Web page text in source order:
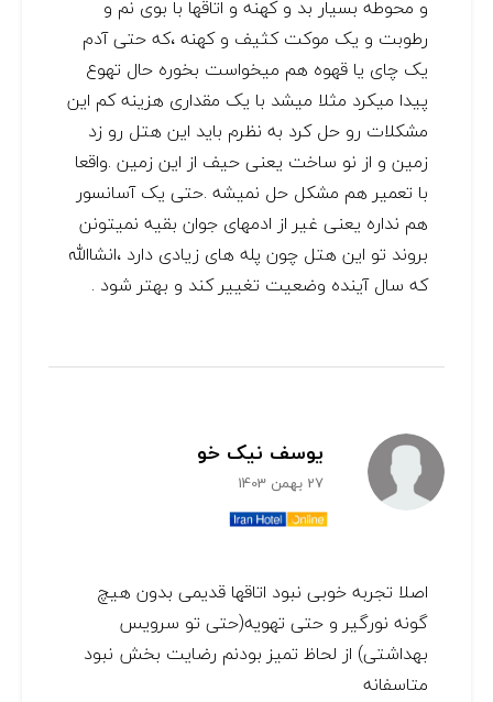
و محوطه بسیار بد و کهنه و اتاقها با بوی نم و
رطوبت و یک موکت کثیف و کهنه ،که حتی آدم
یک چای یا قهوه هم میخواست بخوره حال تهوع
پیدا میکرد مثلا میشد با یک مقداری هزینه کم این
مشکلات رو حل کرد به نظرم باید این هتل رو زد
زمین و از نو ساخت یعنی حیف از این زمین .واقعا
با تعمیر هم مشکل حل نمیشه .حتی یک آسانسور
هم نداره یعنی غیر از ادمهای جوان بقیه نمیتونن
بروند تو این هتل چون پله های زیادی دارد ،انشاالله
که سال آینده وضعیت تغییر کند و بهتر شود .
یوسف نیک خو
27 بهمن 1403
اصلا تجربه خوبی نبود اتاقها قدیمی بدون هیچ
گونه نورگیر و حتی تهویه(حتی تو سرویس
بهداشتی) از لحاظ تمیز بودنم رضایت بخش نبود
متاسفانه